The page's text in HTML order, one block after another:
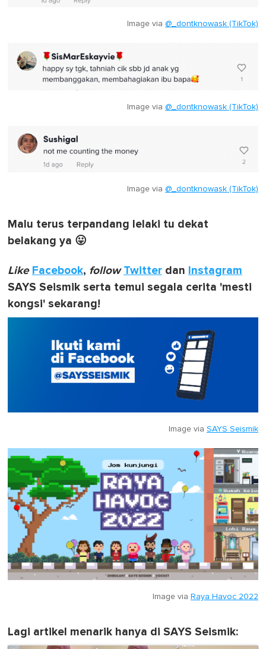
Image via @_dontknowask (TikTok)
Image via @_dontknowask (TikTok)
Image via @_dontknowask (TikTok)
Malu terus terpandang lelaki tu dekat
belakang ya 😛
Like Facebook, follow Twitter dan Instagram
SAYS Seismik serta temui segala cerita 'mesti
kongsi' sekarang!
Image via SAYS Seismik
Image via Raya Havoc 2022
Lagi artikel menarik hanya di SAYS Seismik: